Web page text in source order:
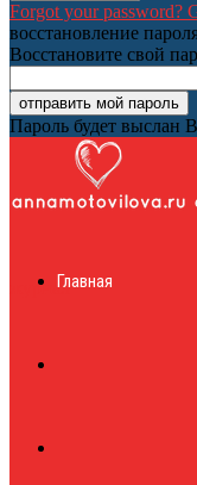
Forgot your password?
восстановление
Восстановите свой
Пароль будет выслан
журналГлавная